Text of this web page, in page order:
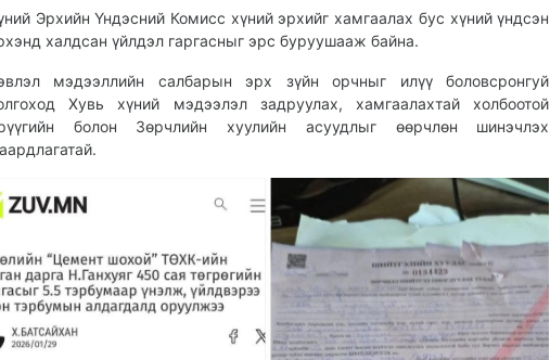
Эрхийн Үндэсний Комисс хүний эрхийг хамгаалах бус хүний үндсэн
халдсан үйлдэл гаргасныг эрс буруушааж байна.
мэдээллийн салбарын эрх зүйн орчныг илүү боловсронгуй
Хувь хүний мэдээлэл задруулах, хамгаалахтай холбоотой
болон Зөрчлийн хуулийн асуудлыг өөрчлөн шинэчлэх